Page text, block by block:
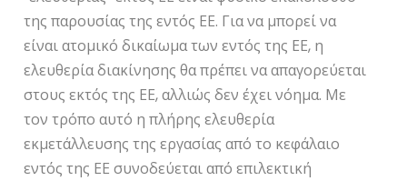
της παρουσίας της εντός ΕΕ. Για να μπορεί να
είναι ατομικό δικαίωμα των εντός της ΕΕ, η
ελευθερία διακίνησης θα πρέπει να απαγορεύεται
στους εκτός της ΕΕ, αλλιώς δεν έχει νόημα. Με
τον τρόπο αυτό η πλήρης ελευθερία
εκμετάλλευσης της εργασίας από το κεφάλαιο
εντός της ΕΕ συνοδεύεται από επιλεκτική